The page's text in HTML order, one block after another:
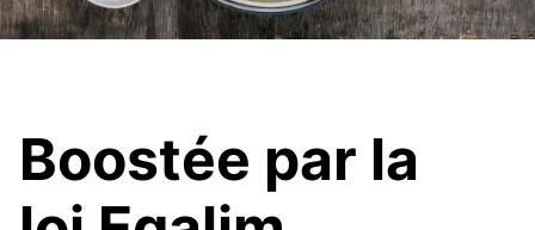
Boostée par la